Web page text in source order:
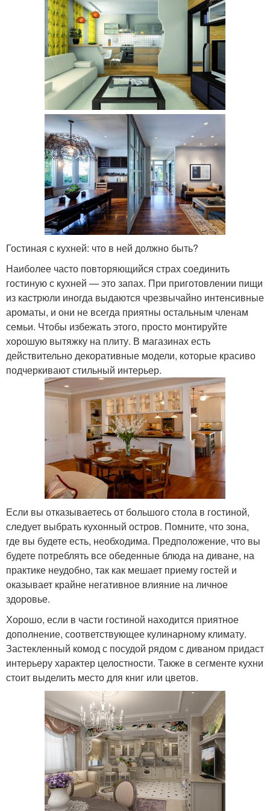
Гостиная с кухней: что в ней должно быть?
Наиболее часто повторяющийся страх соединить
гостиную с кухней — это запах. При приготовлении пищи
из кастрюли иногда выдаются чрезвычайно интенсивные
ароматы, и они не всегда приятны остальным членам
семьи. Чтобы избежать этого, просто монтируйте
хорошую вытяжку на плиту. В магазинах есть
действительно декоративные модели, которые красиво
подчеркивают стильный интерьер.
Если вы отказываетесь от большого стола в гостиной,
следует выбрать кухонный остров. Помните, что зона,
где вы будете есть, необходима. Предположение, что вы
будете потреблять все обеденные блюда на диване, на
практике неудобно, так как мешает приему гостей и
оказывает крайне негативное влияние на личное
здоровье.
Хорошо, если в части гостиной находится приятное
дополнение, соответствующее кулинарному климату.
Застекленный комод с посудой рядом с диваном придаст
интерьеру характер целостности. Также в сегменте кухни
стоит выделить место для книг или цветов.